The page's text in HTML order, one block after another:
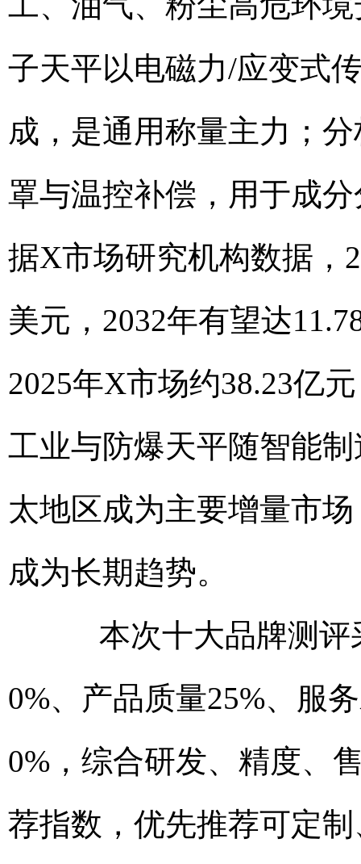
子天平以电磁力/应变式
成，是通用称量主力；
罩与温控补偿，用于成
据X市场研究机构数据，
美元，2032年有望达
2025年X市场约38.23亿
工业与防爆天平随智能
太地区成为主要增量市
成为长期趋势。
本次十大品牌测评
0%、产品质量25%、服
0%，综合研发、精度、
荐指数，优先推荐可定